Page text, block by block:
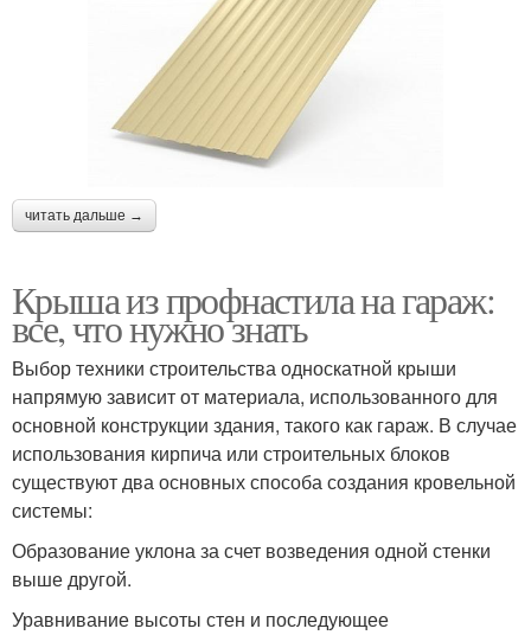
читать дальше →
Крыша из профнастила на гараж:
все, что нужно знать
Выбор техники строительства односкатной крыши
напрямую зависит от материала, использованного для
основной конструкции здания, такого как гараж. В случае
использования кирпича или строительных блоков
существуют два основных способа создания кровельной
системы:
Образование уклона за счет возведения одной стенки
выше другой.
Уравнивание высоты стен и последующее